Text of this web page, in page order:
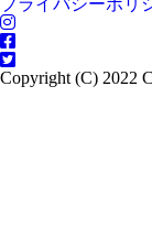
プライバシーポリ
Copyright (C) 2022